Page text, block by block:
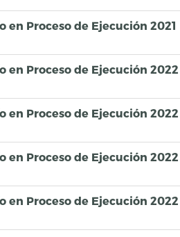
en Proceso de Ejecución 2021
en Proceso de Ejecución 2022
en Proceso de Ejecución 2022
en Proceso de Ejecución 2022
en Proceso de Ejecución 2022